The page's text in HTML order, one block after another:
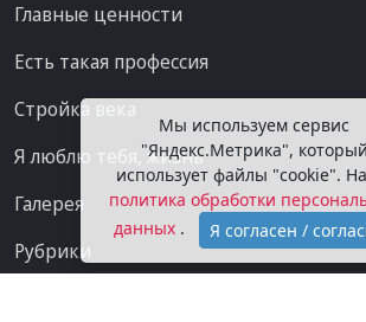
Главные ценности
Есть такая профессия
Стройка века
Я люблю тебя, жизнь
Галерея
Рубрики
Мы используем сервис
"Яндекс.Метрика", который
использует файлы "cookie".
политика обработки
данных . Я согласен /